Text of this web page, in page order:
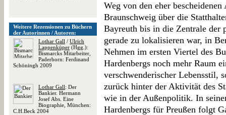
Weitere Rezensionen zu Büchern
der Autorinnen / Autoren:
Lothar Gall / Ulrich
Lappenküper (Hgg.):
Bismarcks Mitarbeiter,
Paderborn: Ferdinand
Schöningh 2009
Lothar Gall: Der
Bankier. Hermann
Josef Abs. Eine
Biographie, München:
C.H.Beck 2004
Weg von den eher
Braunschweig über die
Bayreuth bis in die Zentrale der
gerade zu lokalisieren war, in
Nehmen im ersten Viertel des
Hardenbergs noch mehr Raum
verschwenderischer Lebensstil,
zurück hinter der Aktivität des
wie in der Außenpolitik. In
Hardenbergs für Preußen folgt